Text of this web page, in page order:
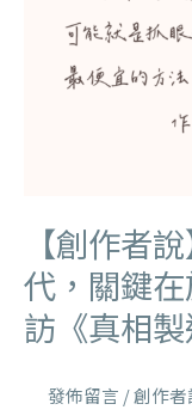
【創作者
代，關鍵
訪《真相
發佈留言 /創作者